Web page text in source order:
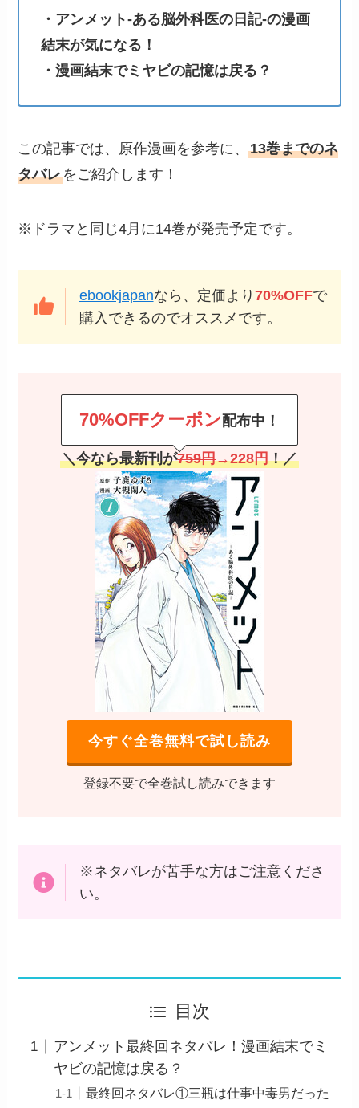
・アンメット-ある脳外科医の日記-の漫画
結末が気になる！
・漫画結末でミヤビの記憶は戻る？
この記事では、原作漫画を参考に、13巻までのネ
タバレをご紹介します！
※ドラマと同じ4月に14巻が発売予定です。
ebookjapanなら、定価より 70%OFFで
購入できるのでオススメです。
70%OFFクーポン配布中！
＼今なら最新刊が759円→228円！／
今すぐ全巻無料で試し読み
登録不要で全巻試し読みできます
※ネタバレが苦手な方はご注意くださ
い。
目次
アンメット最終回ネタバレ！漫画結末でミ
ヤビの記憶は戻る？
最終回ネタバレ①三瓶は仕事中毒男だった